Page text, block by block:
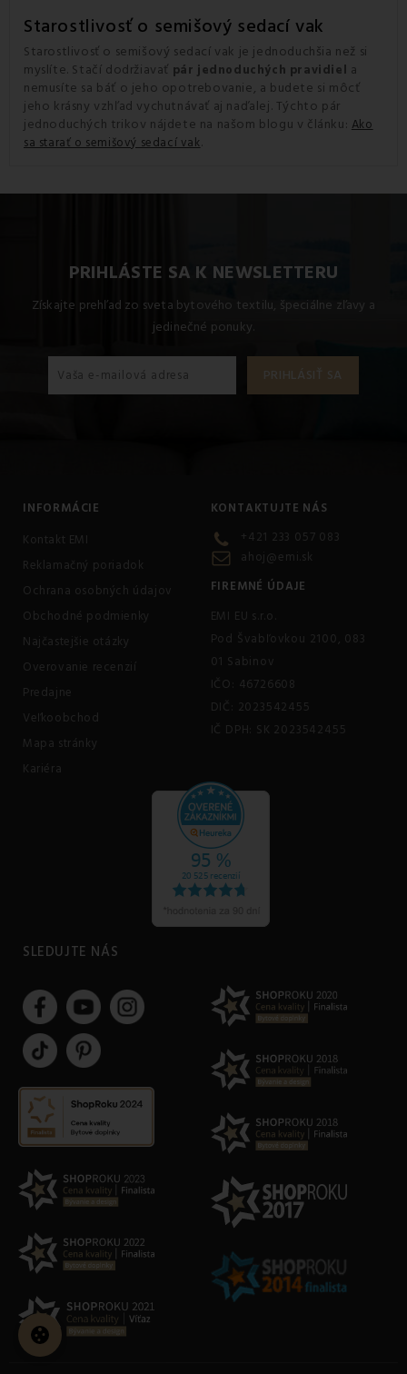
Starostlivosť o semišový sedací vak
Starostlivosť o semišový sedací vak je jednoduchšia než si
myslíte. Stačí dodržiavať pár jednoduchých pravidiel a
nemusíte sa báť o jeho opotrebovanie, a budete si môcť
jeho krásny vzhľad vychutnávať aj naďalej. Týchto pár
jednoduchých trikov nájdete na našom blogu v článku: Ako
sa starať o semišový sedací vak.
PRIHLÁSTE SA K NEWSLETTERU
Získajte prehľad zo sveta bytového textilu, špeciálne zľavy a
jedinečné ponuky.
INFORMÁCIE
Kontakt EMI
Reklamačný poriadok
Ochrana osobných údajov
Obchodné podmienky
Najčastejšie otázky
Overovanie recenzií
Predajne
Veľkoobchod
Mapa stránky
Kariéra
KONTAKTUJTE NÁS
+421 233 057 083
ahoj@emi.sk
FIREMNÉ ÚDAJE
EMI EU s.r.o.
Pod Švabľovkou 2100, 083
01 Sabinov
IČO: 46726608
DIČ: 2023542455
IČ DPH: SK 2023542455
SLEDUJTE NÁS